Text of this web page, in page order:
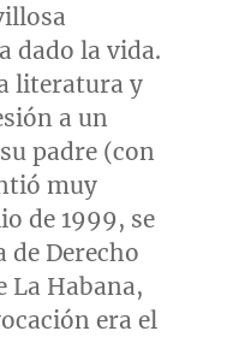
dado la vida.
literatura y
a un
padre (con
muy
de1999, se
de Derecho
La Habana,
era el